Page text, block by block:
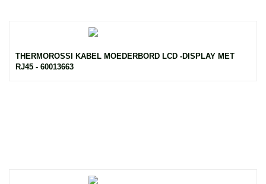
THERMOROSSI KABEL MOEDERBORD LCD -DISPLAY MET
RJ45 - 60013663